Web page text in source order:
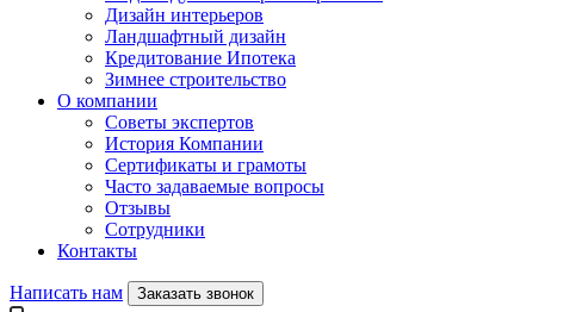
Дизайн интерьеров
Ландшафтный дизайн
Кредитование Ипотека
Зимнее строительство
О компании
Советы экспертов
История Компании
Сертификаты и грамоты
Часто задаваемые вопросы
Отзывы
Сотрудники
Контакты
Написать нам Заказать звонок